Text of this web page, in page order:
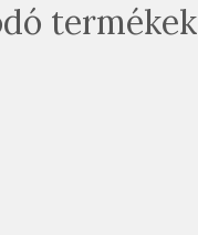
termékek